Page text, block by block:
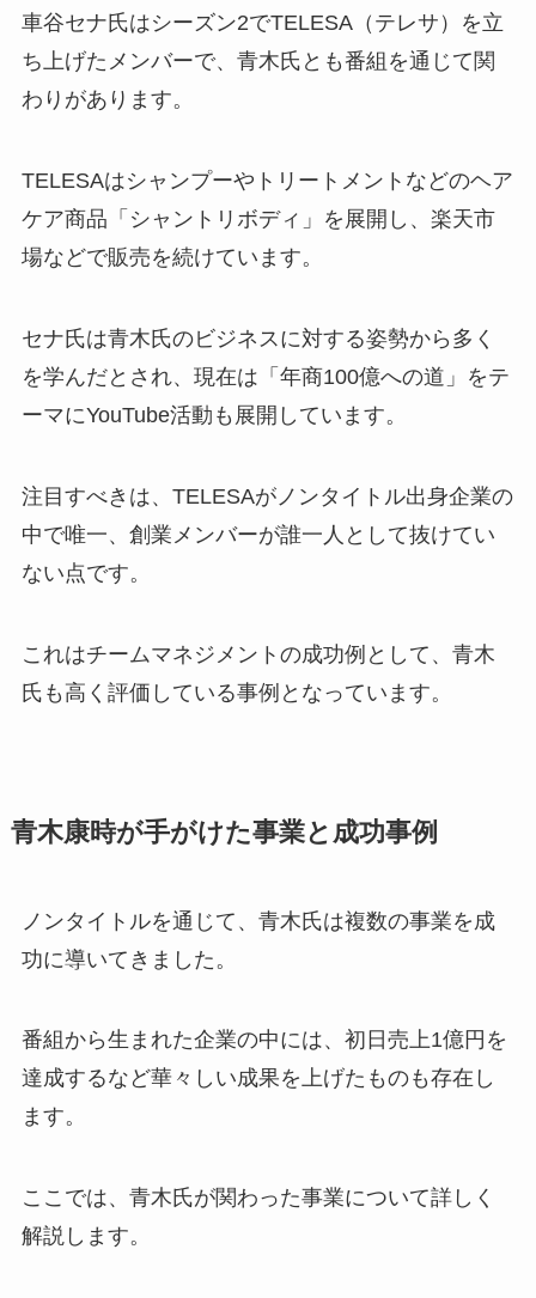
車谷セナ氏はシーズン2でTELESA（テレサ）を立
ち上げたメンバーで、青木氏とも番組を通じて関
わりがあります。
TELESAはシャンプーやトリートメントなどのヘア
ケア商品「シャントリボディ」を展開し、楽天市
場などで販売を続けています。
セナ氏は青木氏のビジネスに対する姿勢から多く
を学んだとされ、現在は「年商100億への道」をテ
ーマにYouTube活動も展開しています。
注目すべきは、TELESAがノンタイトル出身企業の
中で唯一、創業メンバーが誰一人として抜けてい
ない点です。
これはチームマネジメントの成功例として、青木
氏も高く評価している事例となっています。
青木康時が手がけた事業と成功事例
ノンタイトルを通じて、青木氏は複数の事業を成
功に導いてきました。
番組から生まれた企業の中には、初日売上1億円を
達成するなど華々しい成果を上げたものも存在し
ます。
ここでは、青木氏が関わった事業について詳しく
解説します。